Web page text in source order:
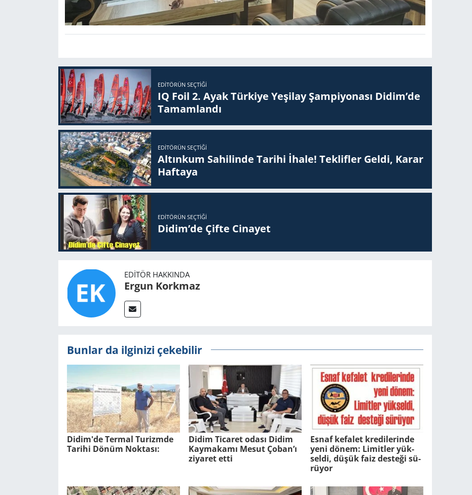
EDITÖRÜN SEÇTIĞI
IQ Foil 2. Ayak Tür­ki­ye Ye­şi­lay Şam­pi­yo­na­sı Didim’de
Ta­mam­lan­dı
EDITÖRÜN SEÇTIĞI
Altınkum Sahilinde Tarihi İhale! Teklifler Geldi, Karar
Haftaya
EDITÖRÜN SEÇTIĞI
Didim’de Çifte Ci­na­yet
EDITÖR HAKKINDA
Ergun Korkmaz
Bunlar da ilginizi çekebilir
Didim'de Ter­mal Tu­rizm­de
Ta­ri­hi Dönüm Nok­ta­sı:
Didim Ticaret odası Didim
Kaymakamı Mesut Çoban’ı
ziyaret etti
Esnaf ke­fa­let kre­di­le­rin­de
yeni dönem: Li­mit­ler yük­
sel­di, düşük faiz des­te­ği sü­
rü­yor